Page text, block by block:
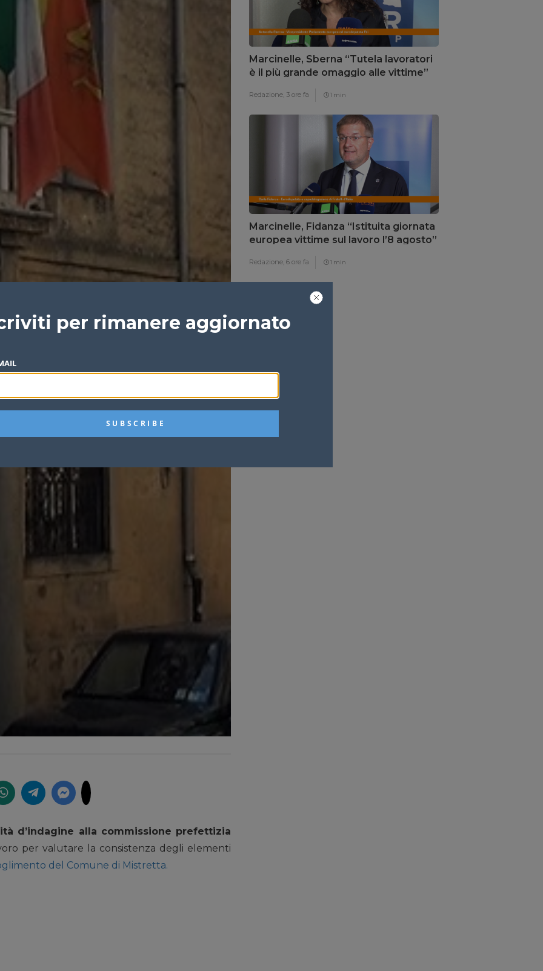
d’indagine alla commissione prefettizia
per valutare la consistenza degli elementi
del Comune di Mistretta.
Marcinelle, Sberna “Tutela lavoratori
è il più grande omaggio alle vittime”
Redazione, 3 ore fa 1 min
Marcinelle, Fidanza “Istituita giornata
europea vittime sul lavoro l’8 agosto”
Redazione, 6 ore fa 1 min
per rimanere aggiornato